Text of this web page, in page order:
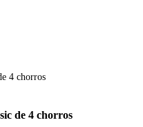
de 4 chorros